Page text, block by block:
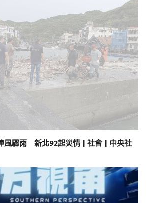
風驟雨 新北92起災情 | 社會 | 中央社